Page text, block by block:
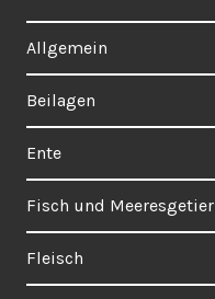
Allgemein
Beilagen
Ente
Fisch und Meeresgetier
Fleisch